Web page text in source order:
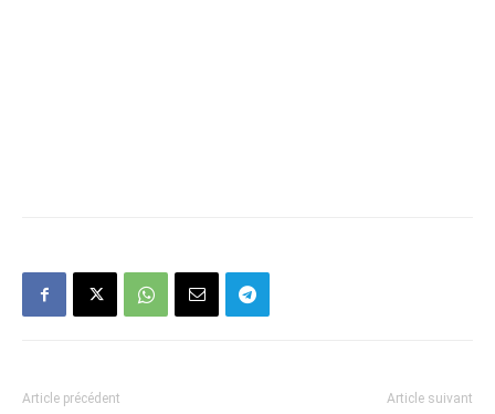
Article précédent Article suivant